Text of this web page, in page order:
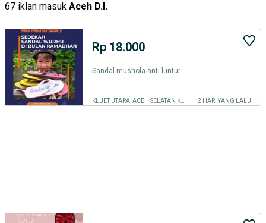
67 iklan masuk Aceh D.I.
Rp 18.000
Sandal mushola anti luntur
2 HARI YANG LALU